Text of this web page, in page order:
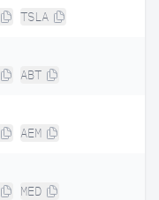
TSLA
ABT
AEM
MED